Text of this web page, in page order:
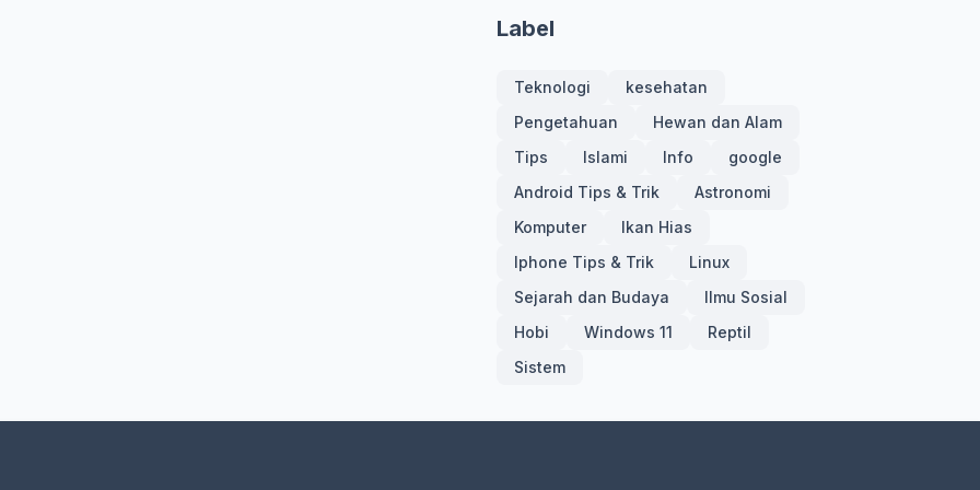
Label
Teknologi
kesehatan
Pengetahuan
Hewan dan Alam
Tips
Islami Info
google
Android Tips & Trik
Astronomi
Komputer
Ikan Hias
Iphone Tips & Trik
Linux
Sejarah dan Budaya
Ilmu Sosial
Hobi
Windows 11
Reptil
Sistem